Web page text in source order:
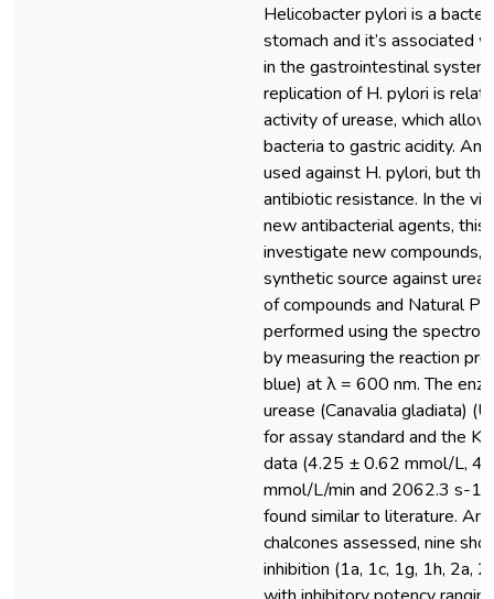
Helicobacter pylori is a
stomach and it’s associated
in the gastrointestinal
replication of H. pylori is
activity of urease, which
bacteria to gastric acidity.
used against H. pylori, but
antibiotic resistance. In the
new antibacterial agents,
investigate new compounds,
synthetic source against
of compounds and Natural
performed using the
by measuring the reaction
blue) at λ = 600 nm. The
urease (Canavalia gladiata)
for assay standard and the
data (4.25 ± 0.62 mmol/L,
mmol/L/min and 2062.3 s-1,
found similar to literature.
chalcones assessed, nine
inhibition (1a, 1c, 1g, 1h, 2a,